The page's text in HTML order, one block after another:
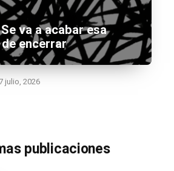
va a acabar esa
encerrar
julio, 2026
publicaciones